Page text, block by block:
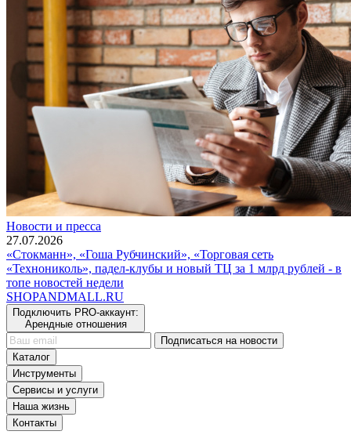
Новости и пресса
27.07.2026
«Стокманн», «Гоша Рубчинский», «Торговая сеть
«Технониколь», падел-клубы и новый ТЦ за 1 млрд рублей - в
топе новостей недели
SHOPANDMALL.RU
Подключить PRO-аккаунт:
Арендные отношения
Подписаться на новости
Каталог
Инструменты
Сервисы и услуги
Наша жизнь
Контакты